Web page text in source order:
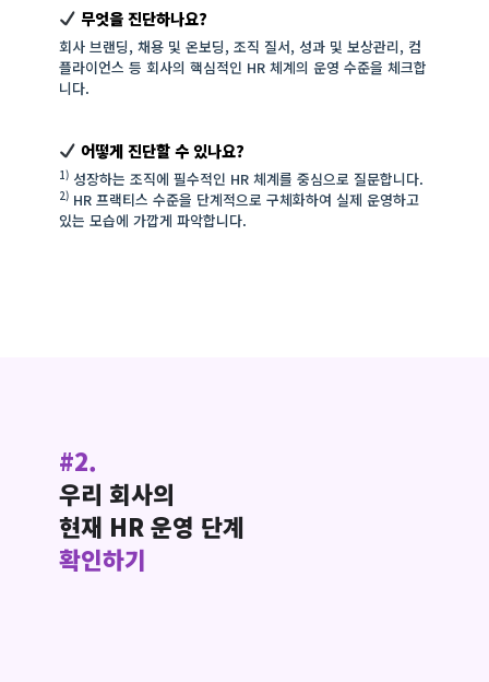
무엇을 진단하나요?
회사 브랜딩, 채용 및 온보딩, 조직 질서, 성과 및 보상관리, 컴
플라이언스 등 회사의 핵심적인 HR 체계의 운영 수준을 체크합
니다.
어떻게 진단할 수 있나요?
1) 성장하는 조직에 필수적인 HR 체계를 중심으로 질문합니다.
2) HR 프랙티스 수준을 단계적으로 구체화하여 실제 운영하고
있는 모습에 가깝게 파악합니다.
#2.
우리 회사의
현재 HR 운영 단계
확인하기